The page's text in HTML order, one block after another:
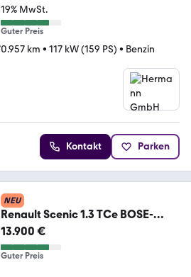
19% MwSt.
Guter Preis
km • 117 kW (159 PS) • Benzin
Kontakt Parken
NEU
Renault Scenic 1.3 TCe BOSE-
Edition*NAVI*HUD*TEMPO*
13.900 €
Guter Preis